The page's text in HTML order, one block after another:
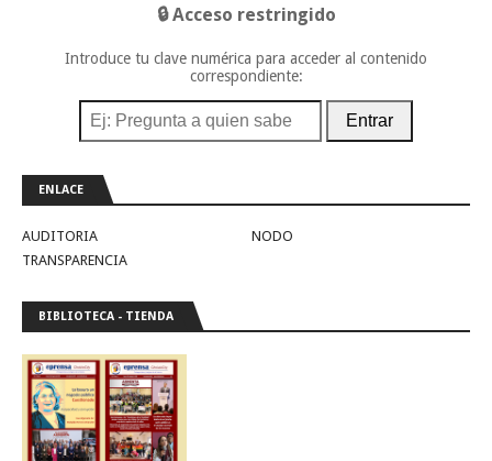
🔒 Acceso restringido
Introduce tu clave numérica para acceder al contenido
correspondiente:
Entrar
ENLACE
AUDITORIA
NODO
TRANSPARENCIA
BIBLIOTECA - TIENDA